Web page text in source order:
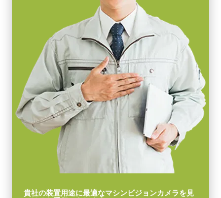
外形寸法 高さx幅x奥行
62 x 62 x 86.5 mm
映像信号出力
8/10/12-bit
レンズマウント
Cマウント
動作温度 (周辺温度)
-5°C ～ +45°C
いいただる三脚マウントです。
固定用 M3スクリューネジ付属 外形寸法 48mm x 26mm x 6mm
ご注意) 付属の専用ネジ以外のご使用はカメラ内部を破損する恐れ
があります。取付けの際は必ず付属のネジをお使いください。
貴社の装置用途に最適なマシンビジョンカメラを見